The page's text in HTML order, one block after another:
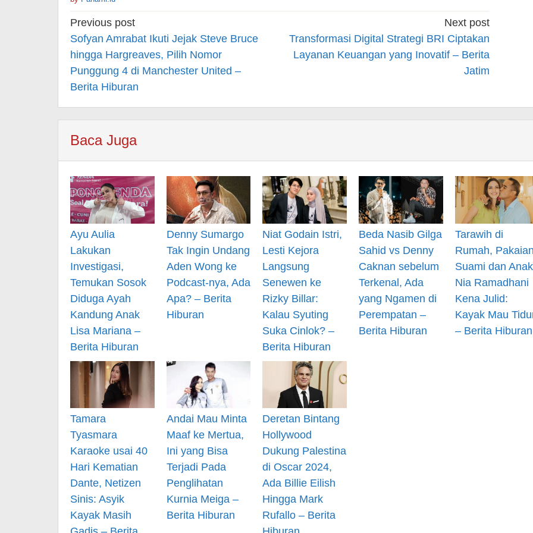
Post
navigation
Previous post
Sofyan Amrabat Ikuti Jejak Steve Bruce
hingga Hargreaves, Pilih Nomor
Punggung 4 di Manchester United –
Berita Hiburan
Next post
Transformasi Digital Strategi BRI Ciptakan
Layanan Keuangan yang Inovatif – Berita
Jatim
Baca Juga
Ayu Aulia
Lakukan
Investigasi,
Temukan Sosok
Diduga Ayah
Kandung Anak
Lisa Mariana –
Berita Hiburan
Denny Sumargo
Tak Ingin Undang
Aden Wong ke
Podcast-nya, Ada
Apa? – Berita
Hiburan
Niat Godain Istri,
Lesti Kejora
Langsung
Senewen ke
Rizky Billar:
Kalau Syuting
Suka Cinlok? –
Berita Hiburan
Beda Nasib Gilga
Sahid vs Denny
Caknan sebelum
Terkenal, Ada
yang Ngamen di
Perempatan –
Berita Hiburan
Tarawih di
Rumah,
Suami dan Anak
Nia Ramadhani
Kena Julid:
Kayak Mau
– Berita Hiburan
Tamara
Tyasmara
Karaoke usai 40
Hari Kematian
Dante, Netizen
Sinis: Asyik
Kayak Masih
Andai Mau Minta
Maaf ke Mertua,
Ini yang Bisa
Terjadi Pada
Penglihatan
Kurnia Meiga –
Berita Hiburan
Deretan Bintang
Hollywood
Dukung Palestina
di Oscar 2024,
Ada Billie Eilish
Hingga Mark
Rufallo – Berita